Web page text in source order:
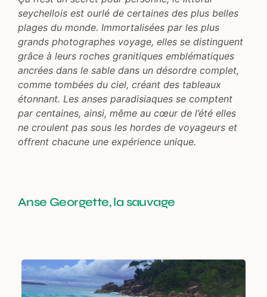
seychellois est ourlé de certaines des plus belles
plages du monde. Immortalisées par les plus
grands photographes voyage, elles se distinguent
grâce à leurs roches granitiques emblématiques
ancrées dans le sable dans un désordre complet,
comme tombées du ciel, créant des tableaux
étonnant. Les anses paradisiaques se comptent
par centaines, ainsi, même au cœur de l’été elles
ne croulent pas sous les hordes de voyageurs et
offrent chacune une expérience unique.
Anse Georgette, la sauvage